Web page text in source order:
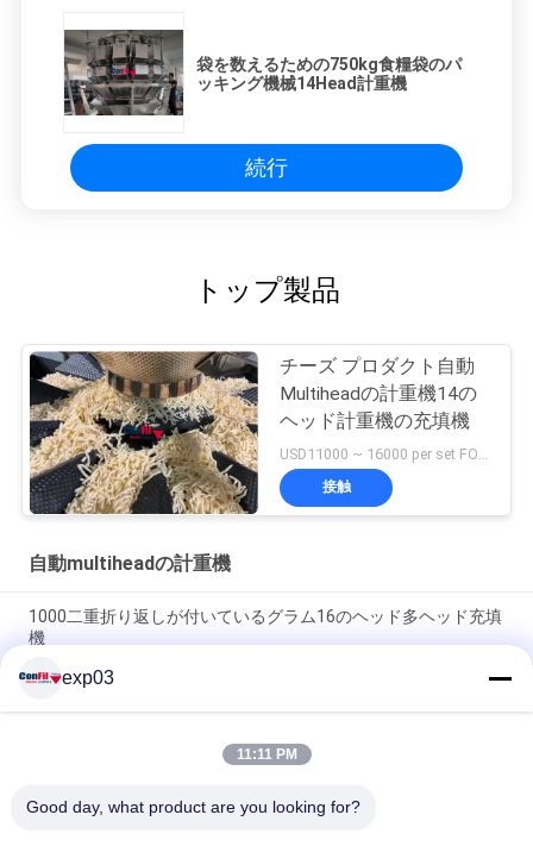
袋を数えるための750kg食糧袋のパ
ッキング機械14Head計重機
続行
トップ製品
チーズ プロダクト自動
Multiheadの計重機14の
ヘッド計重機の充填機
USD11000 ~ 16000 per set FOB Guangzhou China MOQ:1セット
接触
自動multiheadの計重機
1000二重折り返しが付いているグラム16のヘッド多ヘッド充填
機
1000グラム10の中央タンク貯蔵を用いるヘッド自動Multihead
の計重機
3000中央タンク貯蔵を用いるグラム自動14Head Multiheadの重
exp03
11:11 PM
Good day, what product are you looking for?